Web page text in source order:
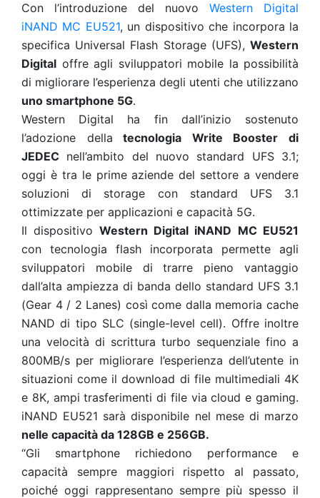
Con l’introduzione del nuovo Western Digital
iNAND MC EU521, un dispositivo che incorpora la
specifica Universal Flash Storage (UFS), Western
Digital offre agli sviluppatori mobile la possibilità
di migliorare l’esperienza degli utenti che utilizzano
uno smartphone 5G.
Western Digital ha fin dall’inizio sostenuto
l’adozione della tecnologia Write Booster di
JEDEC nell’ambito del nuovo standard UFS 3.1;
oggi è tra le prime aziende del settore a vendere
soluzioni di storage con standard UFS 3.1
ottimizzate per applicazioni e capacità 5G.
Il dispositivo Western Digital iNAND MC EU521
con tecnologia flash incorporata permette agli
sviluppatori mobile di trarre pieno vantaggio
dall’alta ampiezza di banda dello standard UFS 3.1
(Gear 4 / 2 Lanes) così come dalla memoria cache
NAND di tipo SLC (single-level cell). Offre inoltre
una velocità di scrittura turbo sequenziale fino a
800MB/s per migliorare l’esperienza dell’utente in
situazioni come il download di file multimediali 4K
e 8K, ampi trasferimenti di file via cloud e gaming.
iNAND EU521 sarà disponibile nel mese di marzo
nelle capacità da 128GB e 256GB.
“Gli smartphone richiedono performance e
capacità sempre maggiori rispetto al passato,
poiché oggi rappresentano sempre più spesso il